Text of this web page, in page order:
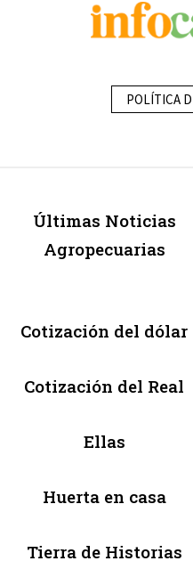
POLÍTICA
Últimas Noticias
Agropecuarias
Cotización del dólar
Cotización del Real
Ellas
Huerta en casa
Tierra de Historias